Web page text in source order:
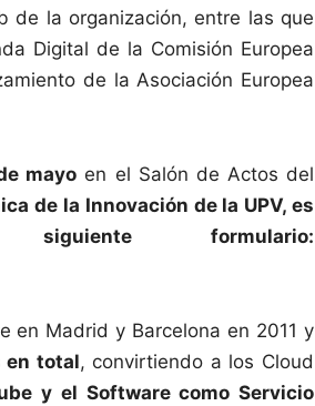
de la organización, entre las que
Digital de la Comisión Europea
de la Asociación Europea
mayo en el Salón de Actos del
de la Innovación de la UPV, es
formulario:
en Madrid y Barcelona en 2011 y
en total, convirtiendo a los Cloud
y el Software como Servicio